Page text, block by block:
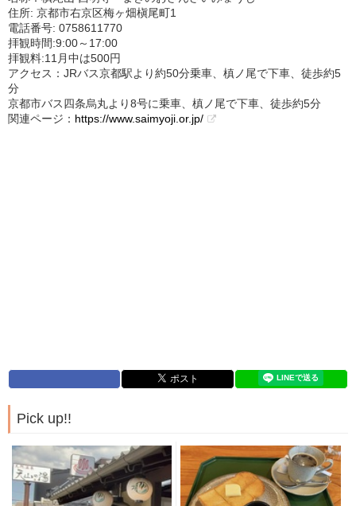
住所: 京都市右京区梅ヶ畑槇尾町1
電話番号: 0758611770
拝観時間:9:00～17:00
拝観料:11月中は500円
アクセス：JRバス京都駅より約50分乗車、槙ノ尾で下車、徒歩約5
分
京都市バス四条烏丸より8号に乗車、槙ノ尾で下車、徒歩約5分
関連ページ： https://www.saimyoji.or.jp/
Pick up!!